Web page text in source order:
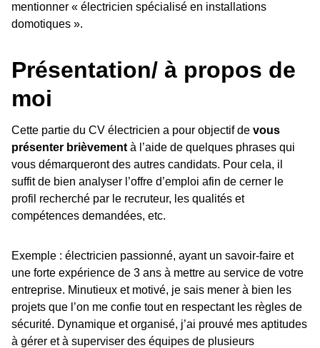
mentionner « électricien spécialisé en installations
domotiques ».
Présentation/ à propos de
moi
Cette partie du CV électricien a pour objectif de vous
présenter brièvement à l’aide de quelques phrases qui
vous démarqueront des autres candidats. Pour cela, il
suffit de bien analyser l’offre d’emploi afin de cerner le
profil recherché par le recruteur, les qualités et
compétences demandées, etc.
Exemple : électricien passionné, ayant un savoir-faire et
une forte expérience de 3 ans à mettre au service de votre
entreprise. Minutieux et motivé, je sais mener à bien les
projets que l’on me confie tout en respectant les règles de
sécurité. Dynamique et organisé, j’ai prouvé mes aptitudes
à gérer et à superviser des équipes de plusieurs